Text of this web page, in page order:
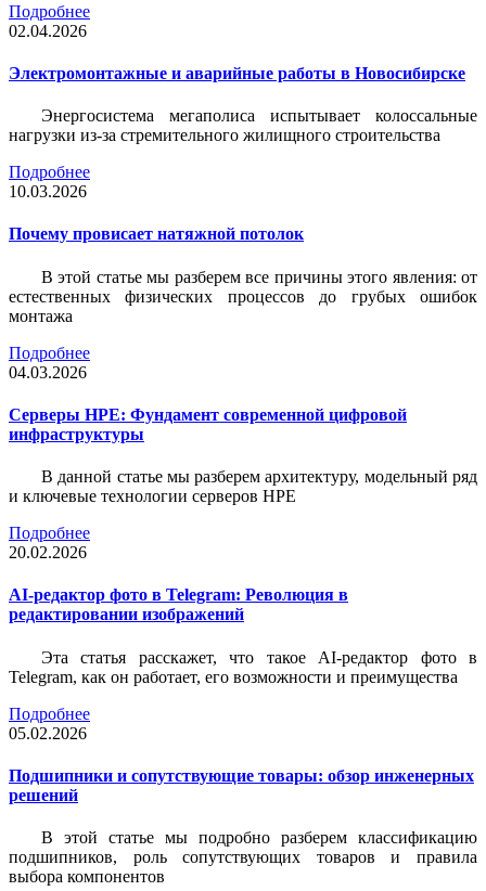
Подробнее
02.04.2026
Электромонтажные и аварийные работы в Новосибирске
Энергосистема мегаполиса испытывает колоссальные
нагрузки из-за стремительного жилищного строительства
Подробнее
10.03.2026
Почему провисает натяжной потолок
В этой статье мы разберем все причины этого явления: от
естественных физических процессов до грубых ошибок
монтажа
Подробнее
04.03.2026
Серверы HPE: Фундамент современной цифровой
инфраструктуры
В данной статье мы разберем архитектуру, модельный ряд
и ключевые технологии серверов HPE
Подробнее
20.02.2026
AI-редактор фото в Telegram: Революция в
редактировании изображений
Эта статья расскажет, что такое AI-редактор фото в
Telegram, как он работает, его возможности и преимущества
Подробнее
05.02.2026
Подшипники и сопутствующие товары: обзор инженерных
решений
В этой статье мы подробно разберем классификацию
подшипников, роль сопутствующих товаров и правила
выбора компонентов